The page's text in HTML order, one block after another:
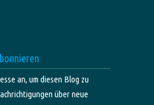
an, um diesen Blog zu
über neue